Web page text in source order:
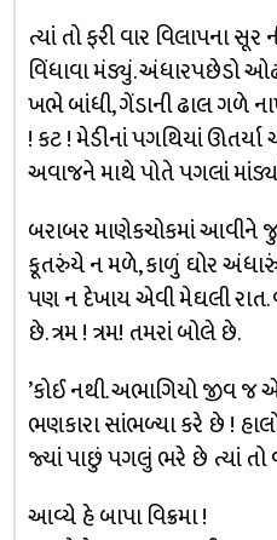
ત્યાં તો ફરી વાર વિલાપના સૂર
વિંધાવા મંડ્યું. અંધારપછેડો
ખભે બાંધી, ગેંડાની ઢાલ ગળે
! કટ ! મેડીનાં પગથિયાં
અવાજને માથે પોતે પગલાં
બરાબર માણેકચોકમાં આવીને
કૂતરુંયે ન મળે, કાળું ઘોર
પણ ન દેખાય એવી મેઘલી રાત.
છે. ત્રમ ! ત્રમ! તમરાં બોલે છે.
’કોઈ નથી. અભાગિયો જીવ જ
ભણકારા સાંભળ્યા કરે છે !
જ્યાં પાછું પગલું ભરે છે ત્યાં તો
આવ્યે હે બાપા વિક્રમા !